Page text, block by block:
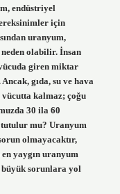
endüstriyel
için
uranyum,
olabilir. İnsan
giren miktar
gıda, su ve hava
kalmaz; çoğu
30 ila 60
mu? Uranyum
olmayacaktır,
yaygın uranyum
sorunlara yol